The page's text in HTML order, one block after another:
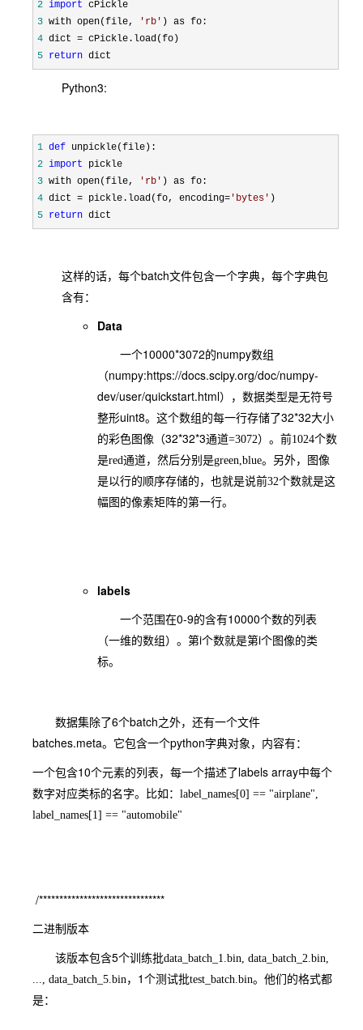
2 import
3 with open(file, ' rb '
4 dict =
5 return
Python3:
1 def
2 import
3 with open(file, ' rb '
4 dict = pickle.load(fo, encoding= ' bytes '
5 return dict
这样的话，每个batch文件包含一个字典，每个字典包
含有：
Data
一个10000*3072的numpy数组
（numpy:https://docs.scipy.org/doc/numpy-
dev/user/quickstart.html），数据类型是无符号
整形uint8。这个数组的每一行存储了32*32大小
的彩色图像（32*32*3通道=3072）。前1024个数
是red通道，然后分别是green,blue。另外，图像
是以行的顺序存储的，也就是说前32个数就是这
幅图的像素矩阵的第一行。
labels
一个范围在0-9的含有10000个数的列表
（一维的数组）。第i个数就是第i个图像的类
标。
数据集除了6个batch之外，还有一个文件
batches.meta。它包含一个python字典对象，内容有：
一个包含10个元素的列表，每一个描述了labels array中每个
数字对应类标的名字。比如：label_names[0] == "airplane",
label_names[1] == "automobile"
/*******************************
二进制版本
该版本包含5个训练批data_batch_1.bin, data_batch_2.bin,
..., data_batch_5.bin， 1 个测试批test_batch.bin。他们的格式都
是：